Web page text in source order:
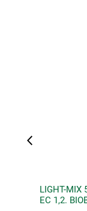
LIGHT-MIX
EC 1,2.